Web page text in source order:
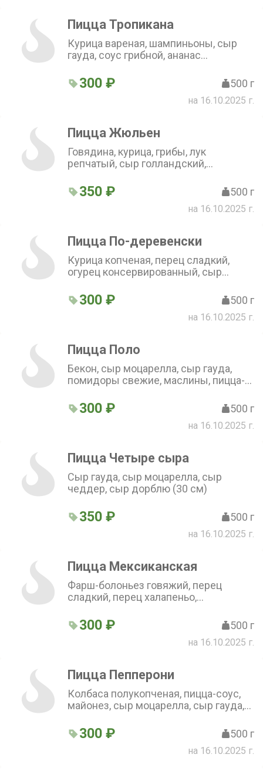
Пицца Тропикана
Курица вареная, шампиньоны, сыр
гауда, соус грибной, ананас
см)300 ₽ 500 г
на 16.10.2025 г.
Пицца Жюльен
Говядина, курица, грибы, лук
репчатый, сыр голландский,
моцарелла (30 см)
350 ₽ 500 г
на 16.10.2025 г.
Пицца По-деревенски
Курица копченая, перец сладкий,
огурец консервированный, сыр
(30 см)
300 ₽ 500 г
на 16.10.2025 г.
Пицца Поло
Бекон, сыр моцарелла, сыр гауда,
помидоры свежие, маслины, пицца-
300 ₽ 500 г
на 16.10.2025 г.
Пицца Четыре сыра
Сыр гауда, сыр моцарелла, сыр
чеддер, сыр дорблю (30 см)
350 ₽ 500 г
на 16.10.2025 г.
Пицца Мексиканская
Фарш-болоньез говяжий, перец
сладкий, перец халапеньо,
гауда, пицца-соус, специи (30 см)
300 ₽ 500 г
на 16.10.2025 г.
Пицца Пепперони
Колбаса полукопченая, пицца-соус,
майонез, сыр моцарелла, сыр гауда,
см)300 ₽ 500 г
на 16.10.2025 г.